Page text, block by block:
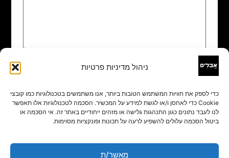
ניהול מדיניות פרטיות
כדי לספק את חוויות המשתמש הטובות ביותר, אנו משתמשים בטכנולוגיות כמו קובצי
Cookie כדי לאחסן ו/או לגשת למידע על המכשיר. הסכמה לטכנולוגיות אלו תאפשר
לנו לעבד נתונים כגון התנהגות גלישה או מזהים ייחודיים באתר זה. אי הסכמה או
ביטול הסכמה עלולים להשפיע לרעה על תכונות ופונקציות מסוימות.
מאשר/ת
שם
אימייל*